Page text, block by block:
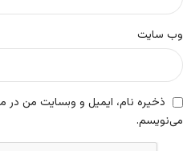
وب‌ سایت
ذخیره نام، ایمیل و وبسایت من در
می‌نویسم.